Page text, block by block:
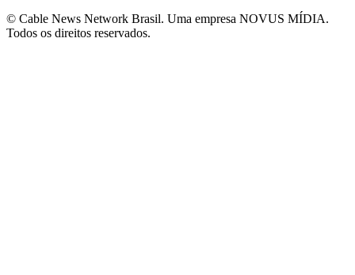
© Cable News Network Brasil. Uma empresa NOVUS MÍDIA.
Todos os direitos reservados.